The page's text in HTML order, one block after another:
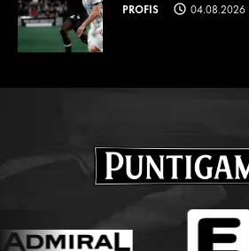
PROFIS 04.08.2026